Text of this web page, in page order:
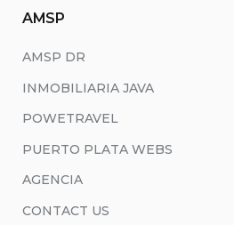
AMSP
AMSP DR
INMOBILIARIA JAVA
POWETRAVEL
PUERTO PLATA WEBS
AGENCIA
CONTACT US